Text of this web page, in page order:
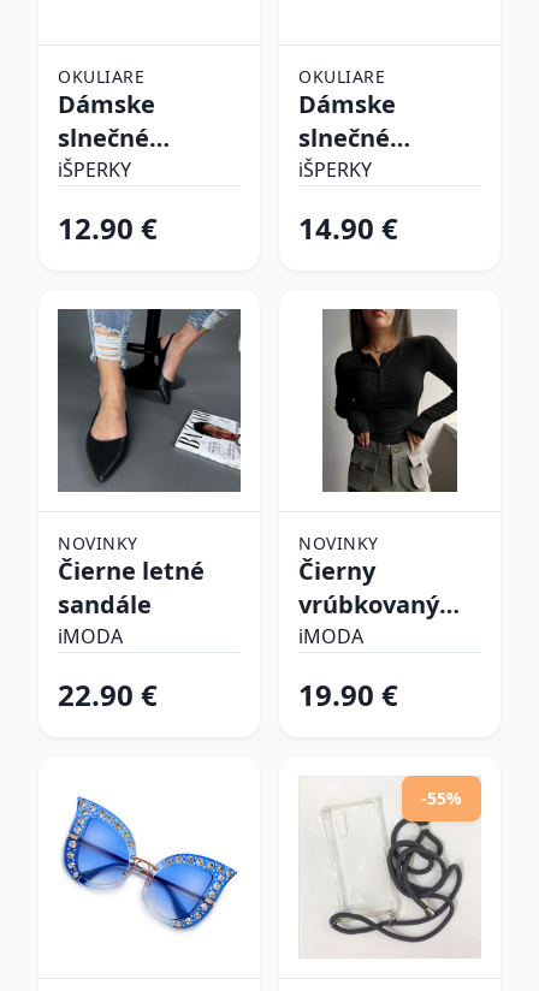
OKULIARE
Dámske
slnečné
okuliare
iŠPERKY
12.90 €
OKULIARE
Dámske
slnečné
okuliare
iŠPERKY
14.90 €
NOVINKY
Čierne letné
sandále
iMODA
22.90 €
NOVINKY
Čierny
vrúbkovaný
top
iMODA
19.90 €
-55%